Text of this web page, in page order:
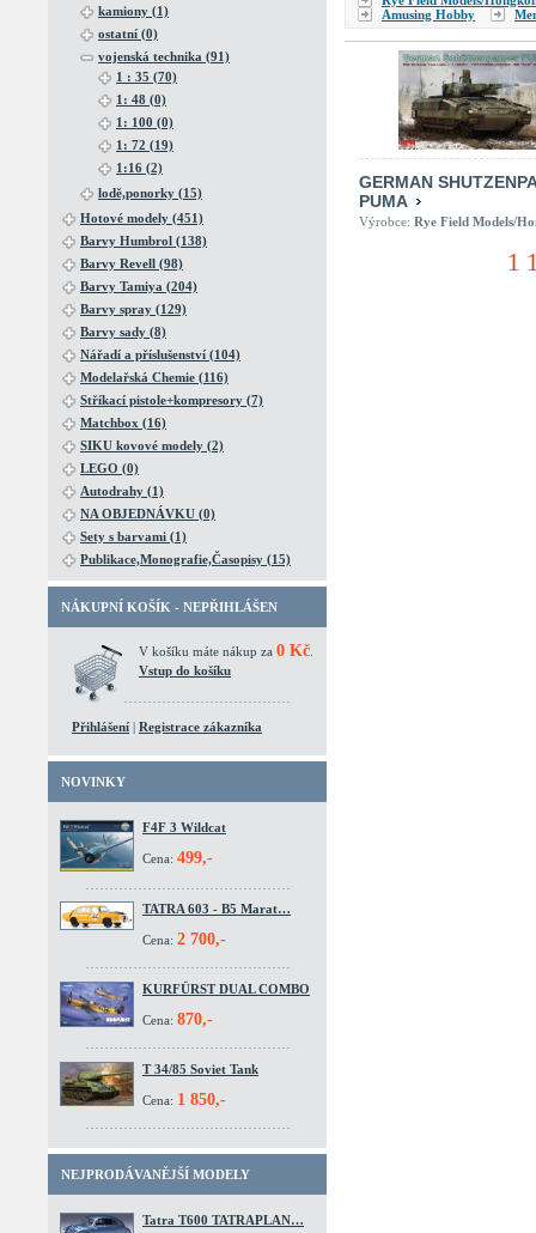
kamiony (1)
ostatní (0)
vojenská technika (91)
1 : 35 (70)
1: 48 (0)
1: 100 (0)
1: 72 (19)
1:16 (2)
lodě,ponorky (15)
Hotové modely (451)
Barvy Humbrol (138)
Barvy Revell (98)
Barvy Tamiya (204)
Barvy spray (129)
Barvy sady (8)
Nářadí a příslušenství (104)
Modelařská Chemie (116)
Stříkací pistole+kompresory (7)
Matchbox (16)
SIKU kovové modely (2)
LEGO (0)
Autodrahy (1)
NA OBJEDNÁVKU (0)
Sety s barvami (1)
Publikace,Monografie,Časopisy (15)
NÁKUPNÍ KOŠÍK - NEPŘIHLÁŠEN
V košíku máte nákup za 0 Kč
Vstup do košíku
Přihlášení | Registrace zákazníka
NOVINKY
F4F 3 Wildcat
Cena: 499,-
TATRA 603 - B5 Marat…
Cena: 2 700,-
KURFÜRST DUAL COMBO
Cena: 870,-
T 34/85 Soviet Tank
Cena: 1 850,-
NEJPRODÁVANĚJŠÍ MODELY
Tatra T600 TATRAPLAN…
Amusing Hobby
GERMAN
PUMA
Výrobce: Rye Field Models/
1